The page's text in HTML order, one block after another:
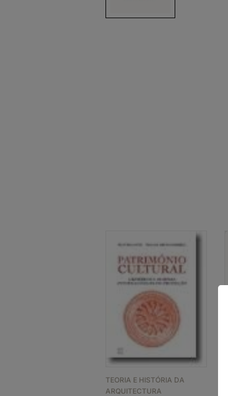
TEORIA E HISTÓRIA DA
ARQUITECTURA